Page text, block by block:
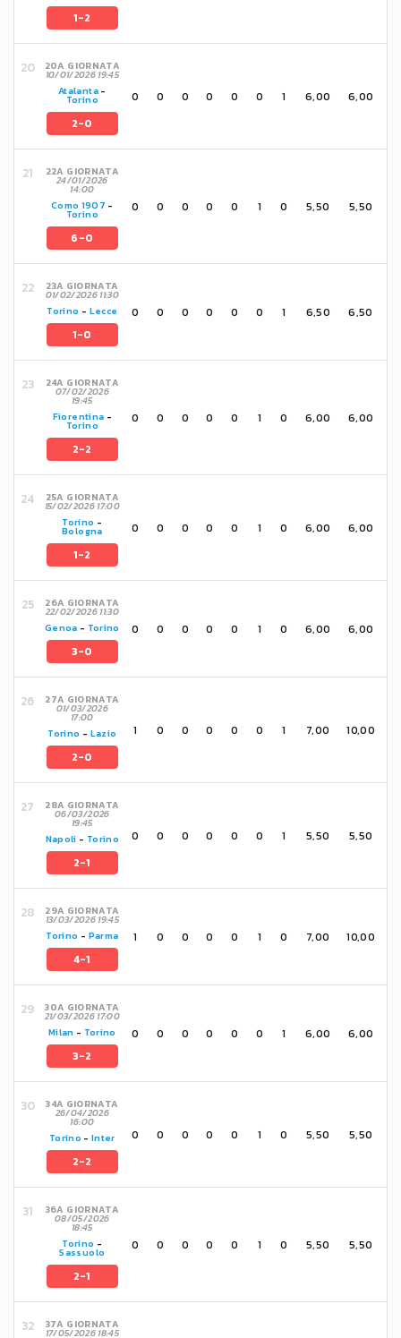
1-2
20A GIORNATA
10/01/2026 19:45
Atalanta-
Torino
2-0
0 0 0 0 0 0 1 6,00 6,00
22A GIORNATA
24/01/2026
14:00
Como 1907 -
Torino
6-0
0 0 0 0 0 1 0 5,50 5,50
23A GIORNATA
01/02/2026 11:30
Torino - Lecce
1-0
0 0 0 0 0 0 1 6,50 6,50
24A GIORNATA
07/02/2026
19:45
Fiorentina -
Torino
2-2
0 0 0 0 0 1 0 6,00 6,00
25A GIORNATA
15/02/2026 17:00
Torino -
Bologna
1-2
0 0 0 0 0 1 0 6,00 6,00
26A GIORNATA
22/02/2026 11:30
Genoa - Torino
3-0
0 0 0 0 0 1 0 6,00 6,00
27A GIORNATA
01/03/2026
17:00
Torino - Lazio
2-0
1 0 0 0 0 0 1 7,00 10,00
28A GIORNATA
06/03/2026
19:45
Napoli - Torino
2-1
0 0 0 0 0 0 1 5,50 5,50
29A GIORNATA
13/03/2026 19:45
Torino - Parma
4-1
1 0 0 0 0 1 0 7,00 10,00
30A GIORNATA
21/03/2026 17:00
Milan - Torino
3-2
0 0 0 0 0 0 1 6,00 6,00
34A GIORNATA
26/04/2026
16:00
Torino -Inter
2-2
0 0 0 0 0 1 0 5,50 5,50
36A GIORNATA
08/05/2026
18:45
Torino -
Sassuolo
2-1
0 0 0 0 0 1 0 5,50 5,50
37A GIORNATA
17/05/2026 18:45